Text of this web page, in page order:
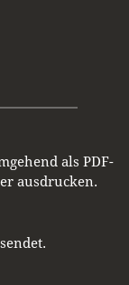
als PDF-
ausdrucken.